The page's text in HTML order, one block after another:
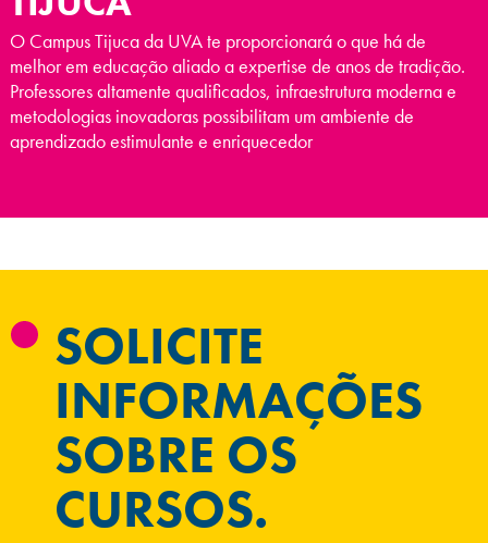
O Campus Tijuca da UVA te proporcionará o que há de
melhor em educação aliado a expertise de anos de tradição.
Professores altamente qualificados, infraestrutura moderna e
metodologias inovadoras possibilitam um ambiente de
aprendizado estimulante e enriquecedor
SOLICITE
INFORMAÇÕES
SOBRE OS
CURSOS.